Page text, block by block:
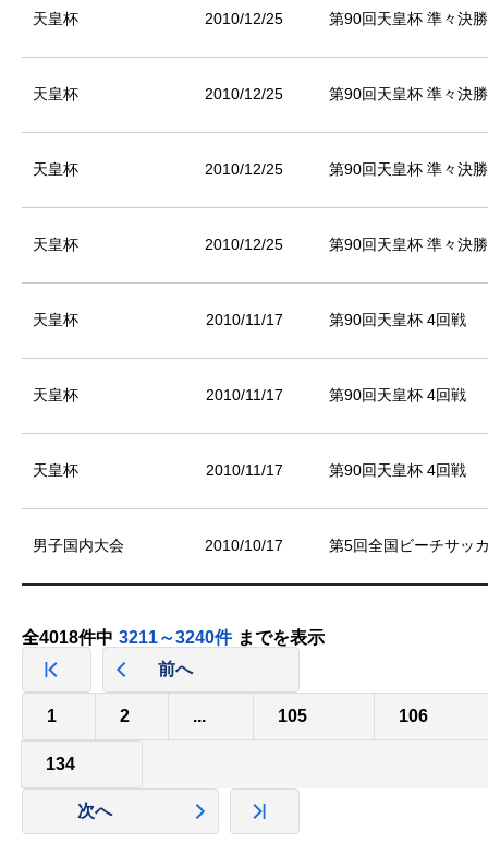
天皇杯 2010/12/25 第90回天皇杯 準々決勝
天皇杯 2010/12/25 第90回天皇杯 準々決勝
天皇杯 2010/12/25 第90回天皇杯 準々決勝
天皇杯 2010/12/25 第90回天皇杯 準々決勝
天皇杯 2010/11/17 第90回天皇杯 4回戦
天皇杯 2010/11/17 第90回天皇杯 4回戦
天皇杯 2010/11/17 第90回天皇杯 4回戦
男子国内大会 2010/10/17 第5回全国ビーチサッ
全4018件中 3211～3240件 までを表示
前へ
1 2 ... 105 106
134
次へ